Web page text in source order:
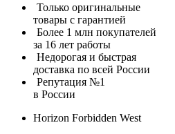
Только оригинальные
товары с гарантией
Более 1 млн покупателей
за 16 лет работы
Недорогая и быстрая
доставка по всей России
Репутация №1
в России
Horizon Forbidden West